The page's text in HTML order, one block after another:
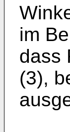
im
dass
(3),